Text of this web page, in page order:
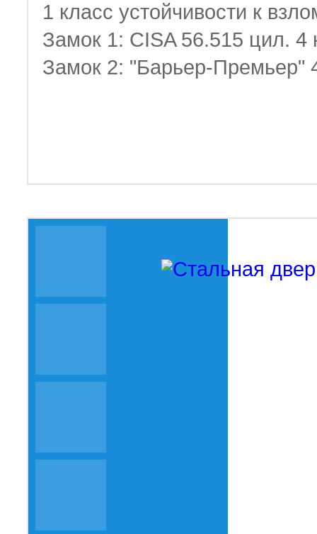
1 класс устойчивости к
Замок 1: CISA 56.515 цил. 4
Замок 2: "Барьер-Премьер"